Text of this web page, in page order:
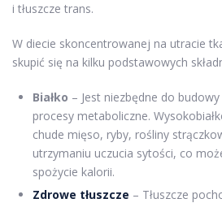
i tłuszcze trans.
W diecie skoncentrowanej na utracie
skupić się na kilku podstawowych
Białko – Jest niezbędne do
procesy metaboliczne.
chude mięso, ryby, rośliny
utrzymaniu uczucia sytości, co
spożycie kalorii.
Zdrowe tłuszcze – Tłuszcze